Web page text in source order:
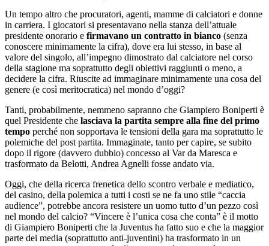
Un tempo altro che procuratori, agenti, mamme di calciatori e donne
in carriera. I giocatori si presentavano nella stanza dell’attuale
presidente onorario e firmavano un contratto in bianco (senza
conoscere minimamente la cifra), dove era lui stesso, in base al
valore del singolo, all’impegno dimostrato dal calciatore nel corso
della stagione ma soprattutto degli obiettivi raggiunti o meno, a
decidere la cifra. Riuscite ad immaginare minimamente una cosa del
genere (e così meritocratica) nel mondo d’oggi?
Tanti, probabilmente, nemmeno sapranno che Giampiero Boniperti è
quel Presidente che lasciava la partita sempre alla fine del primo
tempo perché non sopportava le tensioni della gara ma soprattutto le
polemiche del post partita. Immaginate, tanto per capire, se subito
dopo il rigore (davvero dubbio) concesso al Var da Maresca e
trasformato da Belotti, Andrea Agnelli fosse andato via.
Oggi, che della ricerca frenetica dello scontro verbale e mediatico,
del casino, della polemica a tutti i costi se ne fa uno stile “caccia
audience”, potrebbe ancora resistere un uomo tutto d’un pezzo così
nel mondo del calcio? “Vincere è l’unica cosa che conta” è il motto
di Giampiero Boniperti che la Juventus ha fatto suo e che la maggior
parte dei media (soprattutto anti-juventini) ha trasformato in un